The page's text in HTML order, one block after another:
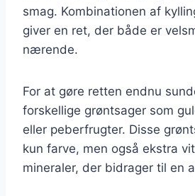
smag. Kombinationen af
giver en ret, der både er
nærende.
For at gøre retten endnu
forskellige grøntsager som
eller peberfrugter. Disse
kun farve, men også ekstra
mineraler, der bidrager til en